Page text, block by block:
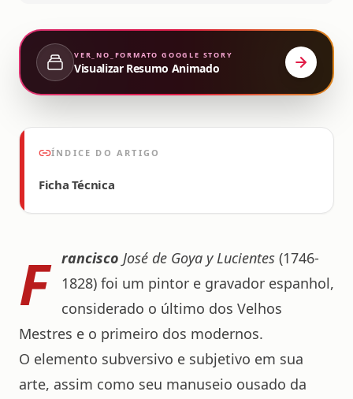
VER_NO_FORMATO GOOGLE STORY
Visualizar Resumo Animado
ÍNDICE DO ARTIGO
Ficha Técnica
F rancisco José de Goya y Lucientes (1746-
1828) foi um pintor e gravador espanhol,
considerado o último dos Velhos
Mestres e o primeiro dos modernos.
O elemento subversivo e subjetivo em sua
arte, assim como seu manuseio ousado da